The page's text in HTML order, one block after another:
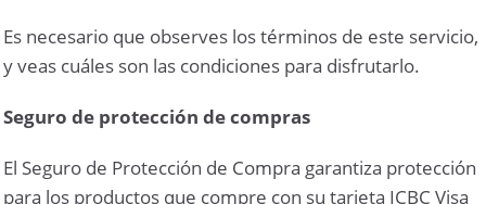
Es necesario que observes los términos de este servicio,
y veas cuáles son las condiciones para disfrutarlo.
Seguro de protección de compras
El Seguro de Protección de Compra garantiza protección
para los productos que compre con su tarjeta ICBC Visa